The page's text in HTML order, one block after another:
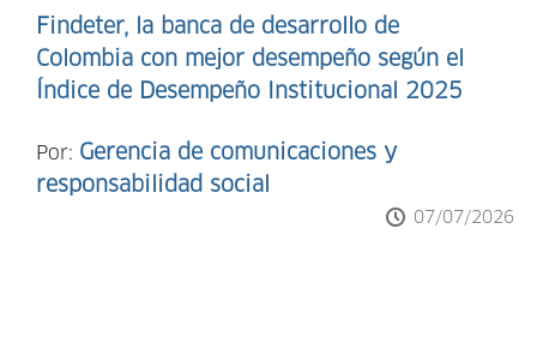
Findeter, la banca de desarrollo de
Colombia con mejor desempeño según el
Índice de Desempeño Institucional 2025
Por: Gerencia de comunicaciones y
responsabilidad social
07/07/2026